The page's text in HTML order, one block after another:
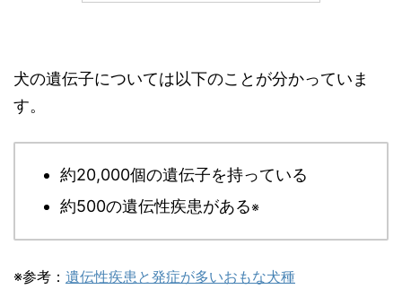
犬の遺伝子については以下のことが分かっていま
す。
約20,000個の遺伝子を持っている
約500の遺伝性疾患がある※
※参考： 遺伝性疾患と発症が多いおもな犬種